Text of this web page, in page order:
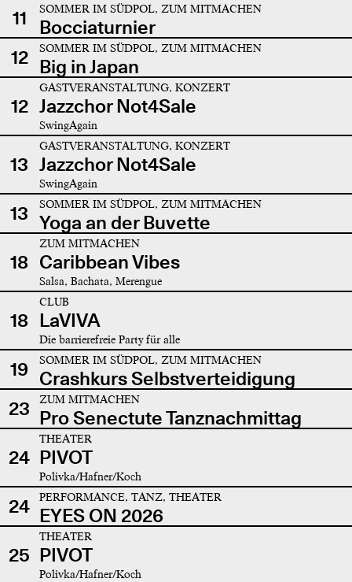
11 SOMMER IM SÜDPOL, ZUM MITMACHEN
Bocciaturnier
12
SOMMER IM SÜDPOL, ZUM MITMACHEN
Big in Japan
12
GASTVERANSTALTUNG, KONZERT
Jazzchor Not4Sale
SwingAgain
13
GASTVERANSTALTUNG, KONZERT
Jazzchor Not4Sale
SwingAgain
13 SOMMER IM SÜDPOL, ZUM MITMACHEN
Yoga an der Buvette
18
ZUM MITMACHEN
Caribbean Vibes
Salsa, Bachata, Merengue
18
CLUB
LaVIVA
Die barrierefreie Party für alle
19 SOMMER IM SÜDPOL, ZUM MITMACHEN
Crashkurs Selbstverteidigung
23
ZUM MITMACHEN
Pro Senectute Tanznachmittag
24
THEATER
PIVOT
Polivka/Hafner/Koch
24 PERFORMANCE, TANZ, THEATER
EYES ON 2026
25
THEATER
PIVOT
Polivka/Hafner/Koch